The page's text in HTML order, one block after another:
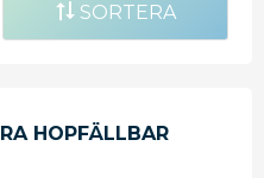
SORTERA
HOPFÄLLBAR